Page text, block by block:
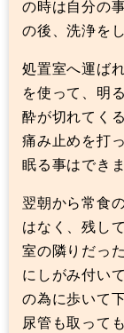
の時は自分の
の後、洗浄を
処置室へ運ば
を使って、明
酔が切れてく
痛み止めを打
眠る事はでき
翌朝から常食
はなく、残し
室の隣りだっ
にしがみ付い
の為に歩いて
尿管も取って